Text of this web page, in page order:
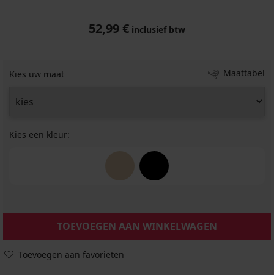
52,99 € inclusief btw
Kies uw maat Maattabel
Kies een kleur:
TOEVOEGEN AAN WINKELWAGEN
Toevoegen aan favorieten